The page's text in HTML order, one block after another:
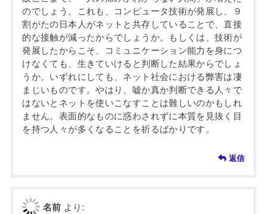
のでしょう。これも、コンピュータ技術が発展し、９
割がたの日本人がネットと共存していることで、直接
的な接触が減ったからでしょうか。もしくは、技術が
発展したからこそ、コミュニケーション能力を身につ
けなくても、生きていけると判断した結果からでしょ
うか。いずれにしても、ネット社会における弊害は凄
まじいものです。やはり、嘘か真か判断できる人々で
はないとネットを使いこなすことは難しいのかもしれ
ません。表面的なものに惑わされずに本質を見抜く目
を持つ人々が多くなることを祈るばかりです。
返信
名前 より: